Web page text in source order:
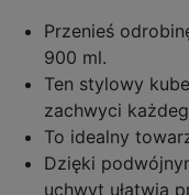
Przenieś
900 ml.
Ten stylowy
zachwyci
To idealny
Dzięki
uchwyt ułatwia